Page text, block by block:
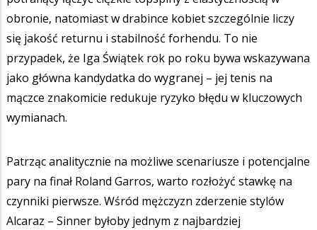
obronie, natomiast w drabince kobiet szczególnie liczy
się jakość returnu i stabilność forhendu. To nie
przypadek, że Iga Świątek rok po roku bywa wskazywana
jako główna kandydatka do wygranej – jej tenis na
mączce znakomicie redukuje ryzyko błędu w kluczowych
wymianach.
Patrząc analitycznie na możliwe scenariusze i potencjalne
pary na finał Roland Garros, warto rozłożyć stawkę na
czynniki pierwsze. Wśród mężczyzn zderzenie stylów
Alcaraz – Sinner byłoby jednym z najbardziej